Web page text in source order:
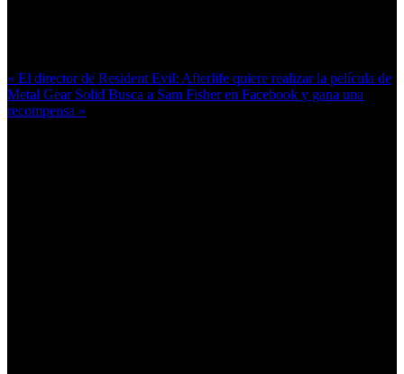
« El director de Resident Evil: Afterlife quiere realizar la película de
Metal Gear Solid Busca a Sam Fisher en Facebook y gana una
recompensa »